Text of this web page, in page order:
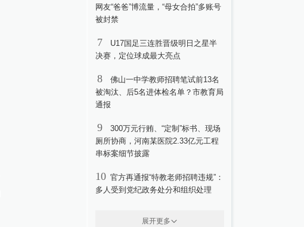
网友“爸爸”博流量，“母女合拍”多账号
被封禁
7
U17国足三连胜晋级明日之星半
决赛，定位球成最大亮点
8
佛山一中学教师招聘笔试前13名
被淘汰、后5名进体检名单？市教育局
通报
9
300万元行贿、“定制”标书、现场
厕所协商，河南某医院2.33亿元工程
串标案细节披露
10 官方再通报“特教老师招聘违规”：
多人受到党纪政务处分和组织处理
展开更多